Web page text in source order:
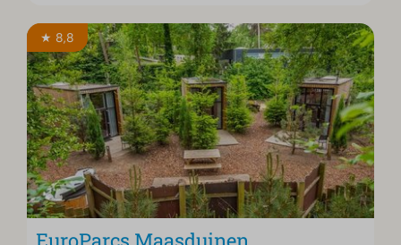
★ 8,8